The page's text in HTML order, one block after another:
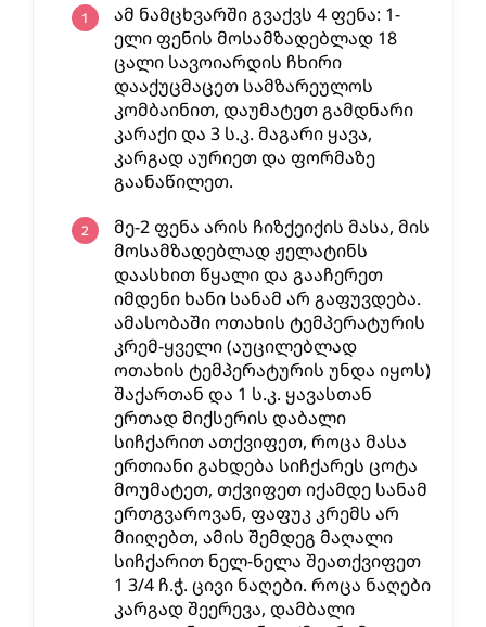
ამ ნამცხვარში გვაქვს 4 ფენა: 1-
ელი ფენის მოსამზადებლად 18
ცალი სავოიარდის ჩხირი
დააქუცმაცეთ სამზარეულოს
კომბაინით, დაუმატეთ გამდნარი
კარაქი და 3 ს.კ. მაგარი ყავა,
კარგად აურიეთ და ფორმაზე
გაანაწილეთ.
მე-2 ფენა არის ჩიზქეიქის მასა, მის
მოსამზადებლად ჟელატინს
დაასხით წყალი და გააჩერეთ
იმდენი ხანი სანამ არ გაფუვდება.
ამასობაში ოთახის ტემპერატურის
კრემ-ყველი (აუცილებლად
ოთახის ტემპერატურის უნდა იყოს)
შაქართან და 1 ს.კ. ყავასთან
ერთად მიქსერის დაბალი
სიჩქარით ათქვიფეთ, როცა მასა
ერთიანი გახდება სიჩქარეს ცოტა
მოუმატეთ, თქვიფეთ იქამდე სანამ
ერთგვაროვან, ფაფუკ კრემს არ
მიიღებთ, ამის შემდეგ მაღალი
სიჩქარით ნელ-ნელა შეათქვიფეთ
1 3/4 ჩ.ჭ. ცივი ნაღები. როცა ნაღები
კარგად შეერევა, დამბალი